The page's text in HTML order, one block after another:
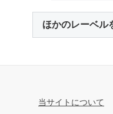
ほかのレーベル
当サイトについて